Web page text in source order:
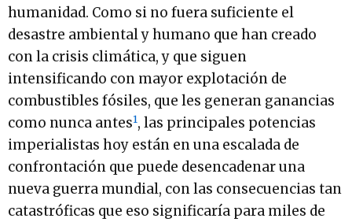
humanidad. Como si no fuera suficiente el
desastre ambiental y humano que han creado
con la crisis climática, y que siguen
intensificando con mayor explotación de
combustibles fósiles, que les generan ganancias
como nunca antes1, las principales potencias
imperialistas hoy están en una escalada de
confrontación que puede desencadenar una
nueva guerra mundial, con las consecuencias tan
catastróficas que eso significaría para miles de